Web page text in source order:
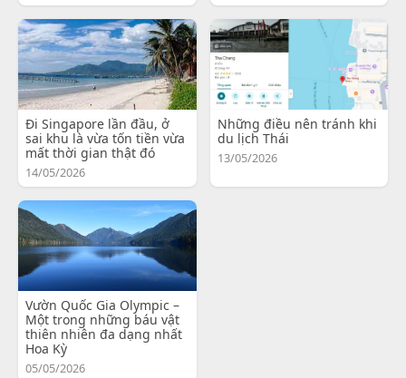
Đi Singapore lần đầu, ở
sai khu là vừa tốn tiền vừa
mất thời gian thật đó
14/05/2026
Những điều nên tránh khi
du lịch Thái
13/05/2026
Vườn Quốc Gia Olympic –
Một trong những báu vật
thiên nhiên đa dạng nhất
Hoa Kỳ
05/05/2026